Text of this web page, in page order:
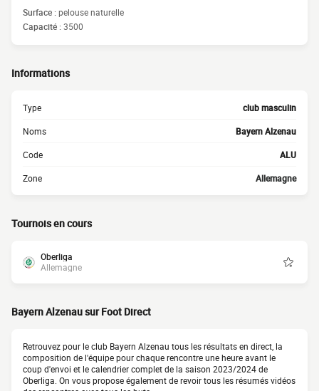
Surface :pelouse naturelle
Capacité :3500
Informations
Type club masculin
Noms Bayern Alzenau
Code ALU
Zone Allemagne
Tournois en cours
Oberliga
Allemagne
Bayern Alzenau sur Foot Direct
Retrouvez pour le club Bayern Alzenau tous les résultats en direct, la
composition de l'équipe pour chaque rencontre une heure avant le
coup d'envoi et le calendrier complet de la saison 2023/2024 de
Oberliga. On vous propose également de revoir tous les résumés vidéos